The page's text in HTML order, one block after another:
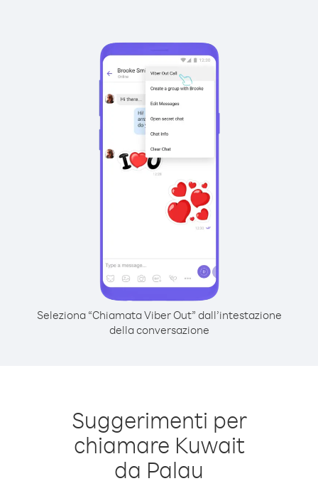
Seleziona “Chiamata Viber Out” dall’intestazione
della conversazione
Suggerimenti per
chiamare Kuwait
da Palau